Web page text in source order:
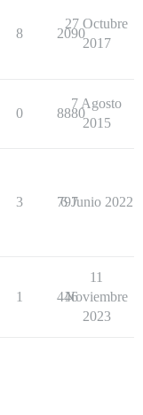
8 2090
27 Octubre
2017
0 8880
7 Agosto
2015
3 797
6 Junio 2022
1 446
11
Noviembre
2023